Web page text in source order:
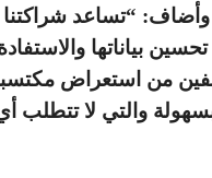
وأضاف: “تساعد
بياناتها
من استعراض
والتي لا تتطلب